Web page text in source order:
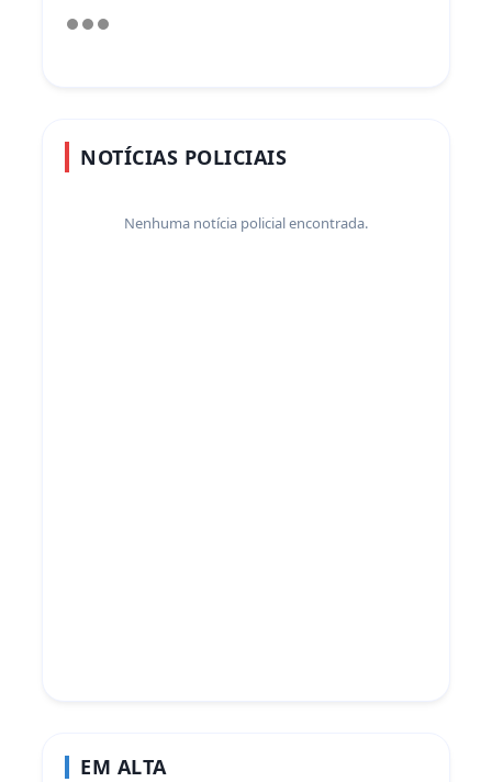
NOTÍCIAS POLICIAIS
Nenhuma notícia policial encontrada.
EM ALTA